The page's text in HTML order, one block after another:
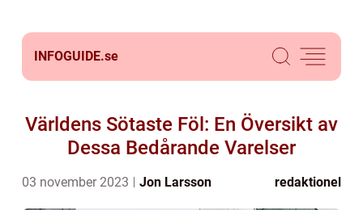
INFOGUIDE.se
Världens Sötaste Föl: En Översikt av
Dessa Bedårande Varelser
03 november 2023 Jon Larsson redaktionel